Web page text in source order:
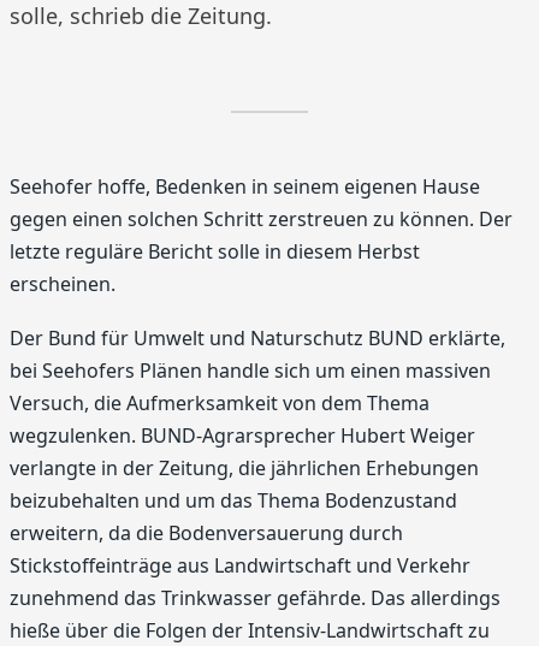
solle, schrieb die Zeitung.
Seehofer hoffe, Bedenken in seinem eigenen Hause
gegen einen solchen Schritt zerstreuen zu können. Der
letzte reguläre Bericht solle in diesem Herbst
erscheinen.
Der Bund für Umwelt und Naturschutz BUND erklärte,
bei Seehofers Plänen handle sich um einen massiven
Versuch, die Aufmerksamkeit von dem Thema
wegzulenken. BUND-Agrarsprecher Hubert Weiger
verlangte in der Zeitung, die jährlichen Erhebungen
beizubehalten und um das Thema Bodenzustand
erweitern, da die Bodenversauerung durch
Stickstoffeinträge aus Landwirtschaft und Verkehr
zunehmend das Trinkwasser gefährde. Das allerdings
hieße über die Folgen der Intensiv-Landwirtschaft zu